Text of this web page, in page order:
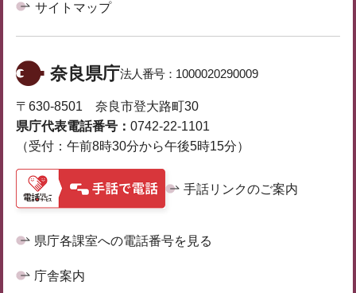
サイトマップ
奈良県庁法人番号： 1000020290009
〒630-8501 奈良市登大路町30
県庁代表電話番号： 0742-22-1101
（受付：午前8時30分から午後5時15分）
手話リンクのご案内
県庁各課室への電話番号を見る
庁舎案内